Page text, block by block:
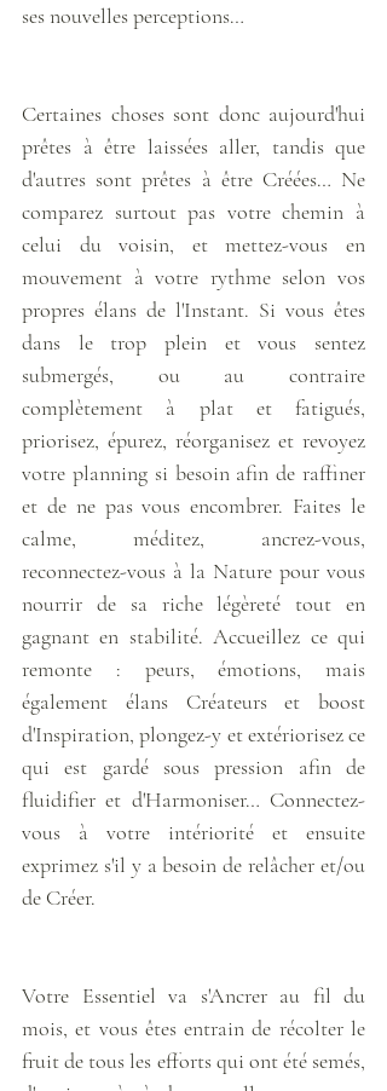
ses nouvelles perceptions…
Certaines choses sont donc aujourd'hui
prêtes à être laissées aller, tandis que
d'autres sont prêtes à être Créées… Ne
comparez surtout pas votre chemin à
celui du voisin, et mettez-vous en
mouvement à votre rythme selon vos
propres élans de l'Instant. Si vous êtes
dans le trop plein et vous sentez
submergés, ou au contraire
complètement à plat et fatigués,
priorisez, épurez, réorganisez et revoyez
votre planning si besoin afin de raffiner
et de ne pas vous encombrer. Faites le
calme, méditez, ancrez-vous,
reconnectez-vous à la Nature pour vous
nourrir de sa riche légèreté tout en
gagnant en stabilité. Accueillez ce qui
remonte : peurs, émotions, mais
également élans Créateurs et boost
d'Inspiration, plongez-y et extériorisez ce
qui est gardé sous pression afin de
fluidifier et d'Harmoniser… Connectez-
vous à votre intériorité et ensuite
exprimez s'il y a besoin de relâcher et/ou
de Créer.
Votre Essentiel va s'Ancrer au fil du
mois, et vous êtes entrain de récolter le
fruit de tous les efforts qui ont été semés,